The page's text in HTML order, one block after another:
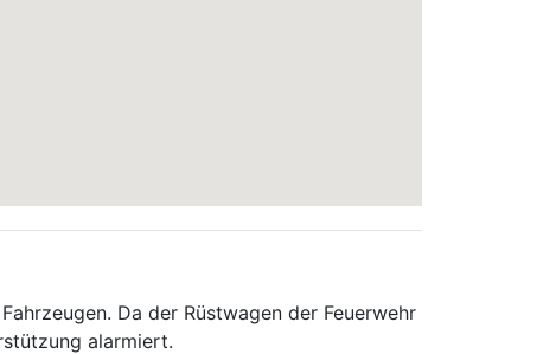
Da der Rüstwagen der Feuerwehr
alarmiert.